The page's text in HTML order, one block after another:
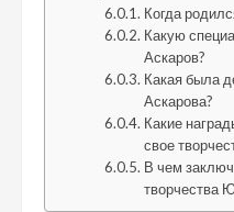
Когда
Какую
Аскаров?
Какая была
Аскарова?
Какие
свое
В чем
творчества